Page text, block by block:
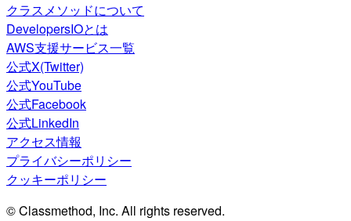
クラスメソッドについて
DevelopersIOとは
AWS支援サービス一覧
公式X(Twitter)
公式YouTube
公式Facebook
公式LinkedIn
アクセス情報
プライバシーポリシー
クッキーポリシー
© Classmethod, Inc. All rights reserved.